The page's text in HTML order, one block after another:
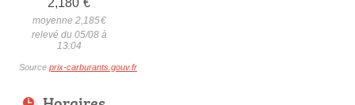
moyenne 2,185€
relevé du 05/08 à
13:04
Source prix-carburants.gouv.fr